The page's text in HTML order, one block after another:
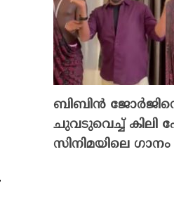
ബിബിൻ
ചുവടുവെച്ച് കിലി
സിനിമയിലെ